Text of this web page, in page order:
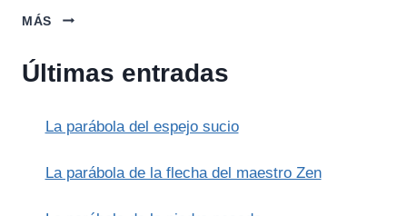
MÁS
LA
THUNDERBIRD
Últimas entradas
La parábola del espejo sucio
La parábola de la flecha del maestro Zen